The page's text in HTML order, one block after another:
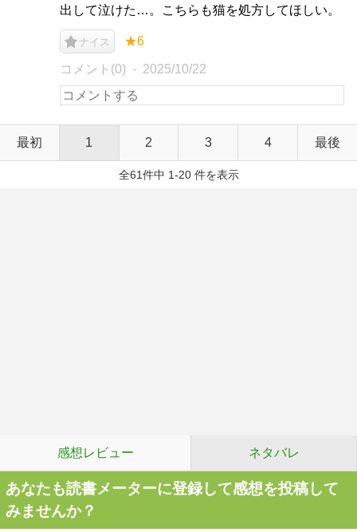
出して泣けた…。こちらも猫を処方してほしい。
ナイス ★6
コメント(0) 2025/10/22
最初 1 2 3 4 最後
全61件中 1-20 件を表示
感想レビュー ネタバレ
あなたも読書メーターに登録して感想を投稿して
みませんか？